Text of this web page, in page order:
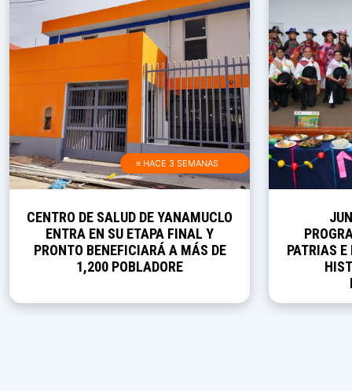
≡ HACE 3 SEMANAS
CENTRO DE SALUD DE YANAMUCLO
ENTRA EN SU ETAPA FINAL Y
PRONTO BENEFICIARÁ A MÁS DE
1,200 POBLADORE
PATRIAS